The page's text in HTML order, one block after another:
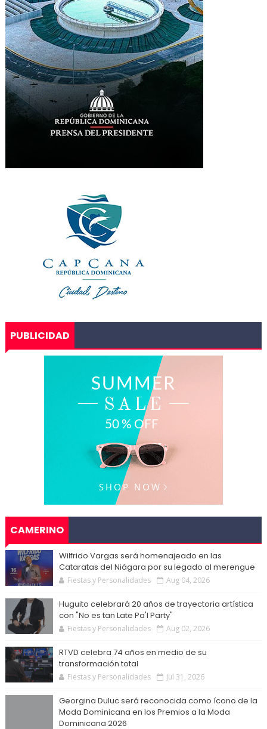
PUBLICIDAD
CAMERINO
Wilfrido Vargas será homenajeado en las
Cataratas del Niágara por su legado al merengue
Fiestas y Personalidades Aug 04, 2026
Huguito celebrará 20 años de trayectoria artística
con "No es tan Late Pa'l Party"
Fiestas y Personalidades Aug 02, 2026
RTVD celebra 74 años en medio de su
transformación total
Fiestas y Personalidades Jul 31, 2026
Georgina Duluc será reconocida como ícono de la
Moda Dominicana en los Premios a la Moda
Dominicana 2026